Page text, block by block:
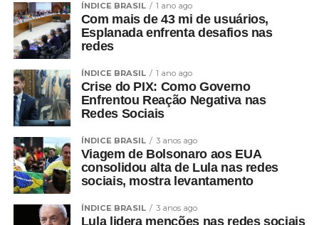
ÍNDICE BRASIL 1 ano ago
Com mais de 43 mi de usuários,
Esplanada enfrenta desafios nas
redes
ÍNDICE BRASIL 1 ano ago
Crise do PIX: Como Governo
Enfrentou Reação Negativa nas
Redes Sociais
ÍNDICE BRASIL 3 anos ago
Viagem de Bolsonaro aos EUA
consolidou alta de Lula nas redes
sociais, mostra levantamento
ÍNDICE BRASIL 3 anos ago
Lula lidera menções nas redes sociais